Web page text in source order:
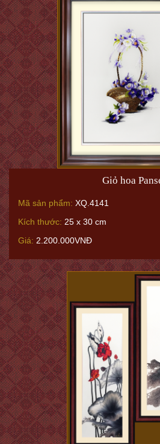
Giỏ hoa
Mã sản phẩm: XQ.4141
Kích thước: 25 x 30 cm
Giá: 2.200.000VNĐ